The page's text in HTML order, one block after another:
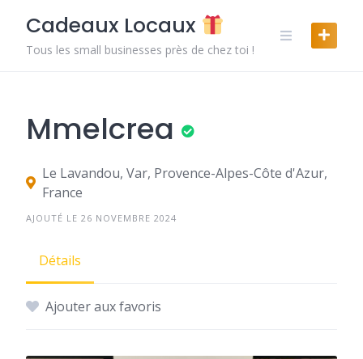
content
Cadeaux Locaux
Tous les small businesses près de chez toi !
Mmelcrea
Le Lavandou, Var, Provence-Alpes-Côte d'Azur,
France
AJOUTÉ LE 26 NOVEMBRE 2024
Détails
Ajouter aux favoris